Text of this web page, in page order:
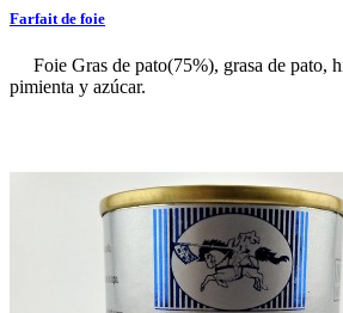
Farfait de foie
Foie Gras de pato(75%), grasa de pato,
pimienta y azúcar.